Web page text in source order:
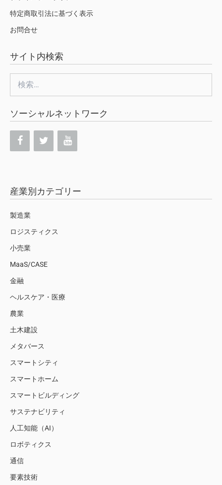
特定商取引法に基づく表示
お問合せ
サイト内検索
索:
ソーシャルネットワーク
産業別カテゴリー
製造業
ロジスティクス
小売業
MaaS/CASE
金融
ヘルスケア・医療
農業
土木建設
メタバース
スマートシティ
スマートホーム
スマートビルディング
サステナビリティ
人工知能（AI）
ロボティクス
通信
要素技術